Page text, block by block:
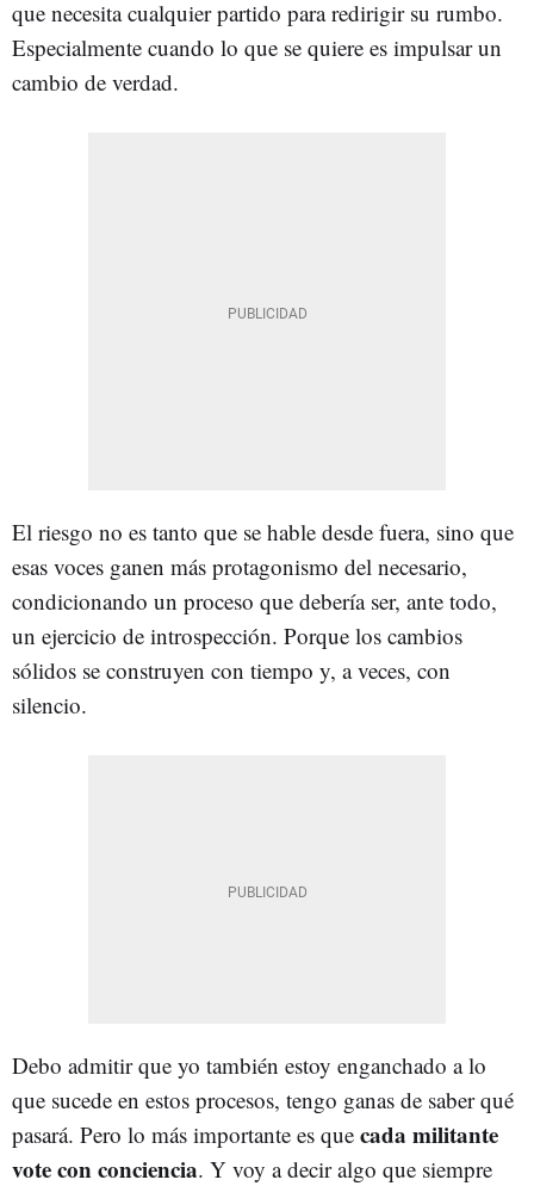
que necesita cualquier partido para redirigir su rumbo.
Especialmente cuando lo que se quiere es impulsar un
cambio de verdad.
El riesgo no es tanto que se hable desde fuera, sino que
esas voces ganen más protagonismo del necesario,
condicionando un proceso que debería ser, ante todo,
un ejercicio de introspección. Porque los cambios
sólidos se construyen con tiempo y, a veces, con
silencio.
Debo admitir que yo también estoy enganchado a lo
que sucede en estos procesos, tengo ganas de saber qué
pasará. Pero lo más importante es que cada militante
vote con conciencia. Y voy a decir algo que siempre